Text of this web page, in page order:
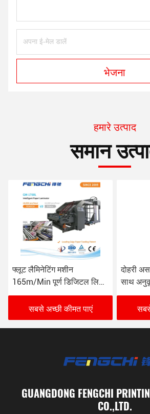
भेजना
हमारे उत्पाद
समान
फ्लूट लैमिनेटिंग मशीन
165m/Min पूर्ण डिजिटल लिथो
फ्लूट लैमिनेटर
सबसे अच्छी कीमत पाएं
दोहरी
साथ
GUANGDONG FENGCHI
CO.,LTD.